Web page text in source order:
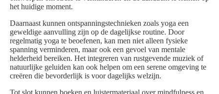
het huidige moment.
Daarnaast kunnen ontspanningstechnieken zoals yoga een
geweldige aanvulling zijn op de dagelijkse routine. Door
regelmatig yoga te beoefenen, kan men niet alleen fysieke
spanning verminderen, maar ook een gevoel van mentale
helderheid bereiken. Het integreren van rustgevende muziek of
natuurlijke geluiden kan ook helpen om een serene omgeving te
creëren die bevorderlijk is voor dagelijks welzijn.